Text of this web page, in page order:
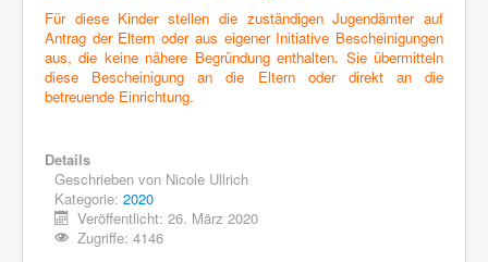
Für diese Kinder stellen die zuständigen Jugendämter auf
Antrag der Eltern oder aus eigener Initiative Bescheinigungen
aus, die keine nähere Begründungenthalten. Sie übermitteln
diese Bescheinigung an die Eltern oder direkt an die
betreuende Einrichtung.
Details
Geschrieben von Nicole Ullrich
Kategorie: 2020
Veröffentlicht: 26. März 2020
Zugriffe: 4146